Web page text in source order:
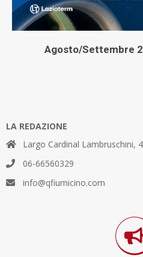
Agosto/Settembre
LA REDAZIONE
Largo Cardinal Lambruschini,
06-66560329
info@qfiumicino.com